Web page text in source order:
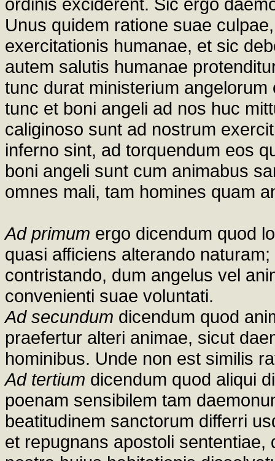
Unus quidem ratione suae
exercitationis humanae, et sic
autem salutis humanae
tunc durat ministerium
tunc et boni angeli ad nos huc
caliginoso sunt ad nostrum
inferno sint, ad torquendum eos
boni angeli sunt cum animabus
omnes mali, tam homines quam
Ad primum ergo dicendum quod
quasi afficiens alterando
contristando, dum angelus vel
convenienti suae voluntati.
Ad secundum dicendum quod
praefertur alteri animae, sicut
hominibus. Unde non est similis
Ad tertium dicendum quod aliqui
poenam sensibilem tam
beatitudinem sanctorum differri
et repugnans apostoli